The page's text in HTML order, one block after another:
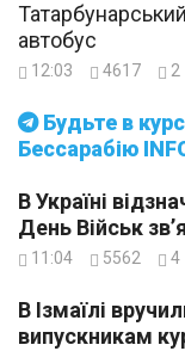
Будьте в курсі подій. Підписуйтесь на
Бессарабію
автобус
12:03 4617 2
В Україні
День Військ
11:04 5562 4
В Ізмаїлі
випускникам